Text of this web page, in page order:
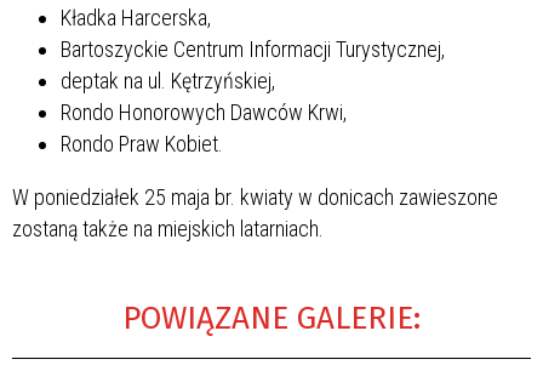
Kładka Harcerska,
Bartoszyckie Centrum Informacji Turystycznej,
deptak na ul. Kętrzyńskiej,
Rondo Honorowych Dawców Krwi,
Rondo Praw Kobiet.
W poniedziałek 25 maja br. kwiaty w donicach zawieszone
zostaną także na miejskich latarniach.
POWIĄZANE GALERIE: